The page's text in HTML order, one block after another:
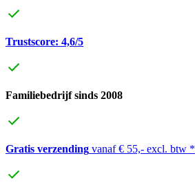
Trustscore: 4,6/5
Familiebedrijf sinds 2008
Gratis verzending vanaf € 55,- excl. btw *